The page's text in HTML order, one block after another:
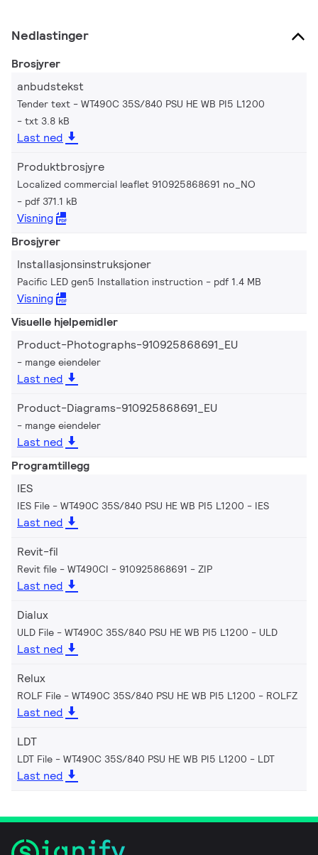
Nedlastinger
Brosjyrer
anbudstekst
Tender text - WT490C 35S/840 PSU HE WB PI5 L1200
txt 3.8 kB
Last ned
Produktbrosjyre
Localized commercial leaflet 910925868691 no_NO
pdf 371.1 kB
Visning
Brosjyrer
Installasjonsinstruksjoner
Pacific LED gen5 Installation instruction pdf 1.4 MB
Visning
Visuelle hjelpemidler
Product-Photographs-910925868691_EU
mange eiendeler
Last ned
Product-Diagrams-910925868691_EU
mange eiendeler
Last ned
Programtillegg
IES
IES File - WT490C 35S/840 PSU HE WB PI5 L1200 IES
Last ned
Revit-fil
Revit file - WT490CI - 910925868691 ZIP
Last ned
Dialux
ULD File - WT490C 35S/840 PSU HE WB PI5 L1200 ULD
Last ned
Relux
ROLF File - WT490C 35S/840 PSU HE WB PI5 L1200 ROLFZ
Last ned
LDT
LDT File - WT490C 35S/840 PSU HE WB PI5 L1200 LDT
Last ned